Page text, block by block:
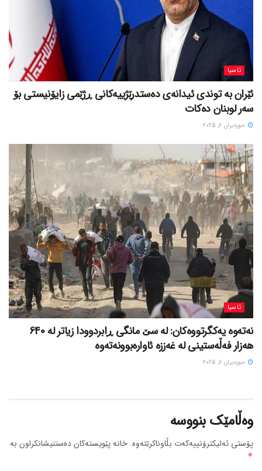
ئاسیا
ئێران بە توندی ئیدانەی دەستدرێژییەکانی ڕژێمی زایۆنیستی بۆ
سەر لوبنان دەکات
حوزه‌یران 6, 2025
ئاسیا
نەتەوە یەکگرتووەکان: لە سێ مانگی ڕابردوودا زیاتر لە 640
هەزار فەڵەستینی لە غەززە ئاوارەبوونەتەوە
حوزه‌یران 6, 2025
وەڵامێک بنووسە
پۆستی ئەلیکترۆنییەکەت بڵاوناکرێتەوە. خانە پێویستەکان دەستنیشانکراون بە
*